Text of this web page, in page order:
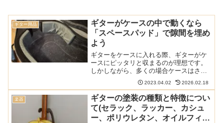
ギター用品
ギターがケースの中で動くなら
「スペースパッド」で隙間を埋め
よう
ギターをケースに入れる際、ギターがケ
ースにピッタリと収まるのが理想です。
しかしながら、多くの場合ケースはさま
ざまな楽器に適応できるよう大きめに作
られており、楽器がケースの中で動くこ
とも多いでしょう。グランドオープリー
の「スペースパッド」はそ...
2023.04.02 2026.02.18
楽器
ギターの塗装の種類と特徴につい
て(セラック、ラッカー、カシュ
ー、ポリウレタン、オイルフィニ